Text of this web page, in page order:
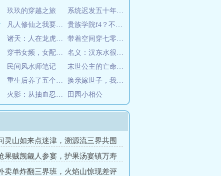
玖玖的穿越之旅
系统迟发五十年，老太退休成团宠
凡人修仙之我要长生
贵族学院f4？不是哥的舔狗吗
诸天：人在龙虎山，加入聊天群
带着空间穿七零，搬空家里去下乡
穿书女频，女配弟子全是冲师逆徒
名义：汉东水很深？我带飞高育良
民间风水师笔记
末世公主的亡命日常
重生后养了五个神级崽崽
换亲嫁世子，我被摁在怀里夜夜宠
火影：从抽血忍界开始做帝国太阳
田园小相公
灵山如来点迷津，溯源流三界共围
果贼觊觎人参宴，护果汤宴镇万寿
卖单炸翻三界班，火焰山惊现差评